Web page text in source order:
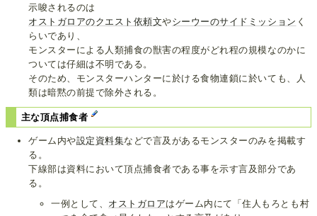
示唆されるのは
オストガロアのクエスト依頼文やシーウーのサイドミッション く
らいであり、
モンスターによる人類捕食の獣害の程度がどれ程の規模なのかに
ついては仔細は不明である。
そのため、モンスターハンターに於ける食物連鎖に於いても、人
類は暗黙の前提で除外される。
主な頂点捕食者
ゲーム内や設定資料集などで言及があるモンスターのみを掲載す
る。
下線部は資料において頂点捕食者である事を示す言及部分であ
る。
一例として、 オストガロアはゲーム内にて「住人もろとも村